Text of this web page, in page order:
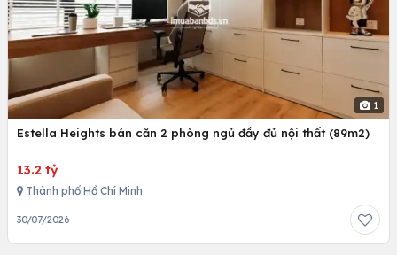
1
Estella Heights bán căn 2 phòng ngủ đầy đủ nội thất (89m2)
13.2 tỷ
Thành phố Hồ Chí Minh
30/07/2026